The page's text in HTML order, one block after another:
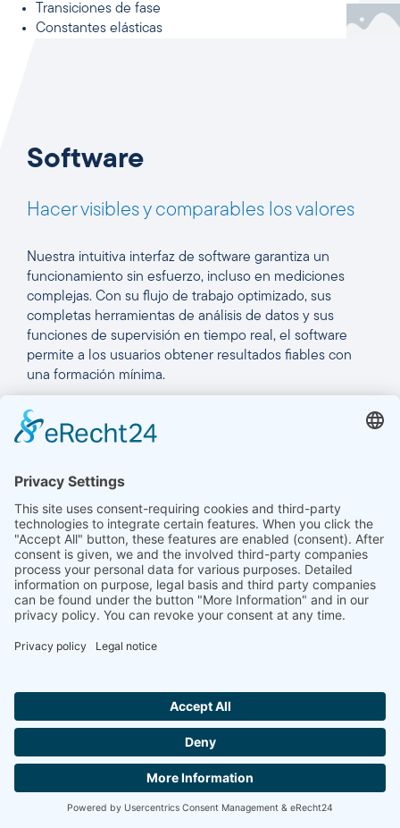
Transiciones de fase
Constantes elásticas
Software
Hacer visibles y comparables los valores
Nuestra intuitiva interfaz de software garantiza un
funcionamiento sin esfuerzo, incluso en mediciones
complejas. Con su flujo de trabajo optimizado, sus
completas herramientas de análisis de datos y sus
funciones de supervisión en tiempo real, el software
permite a los usuarios obtener resultados fiables con
una formación mínima.
Funciones generales
Programa con función de edición de texto
Protección contra la rotura del termopar
mínima de parámetros
Evaluación de las mediciones actuales
Almacenamiento y exportación de análisis
Exportación e importación de datos en formato
ASCII
Exportación de datos a MS Excel
Función zoom
Escala libre
Visualización de curvas relativas/absolutas de
contracción o dilatación
Visualización y cálculo del coeficiente de
dilatación técnico/físico
Hallo ich bin LINAI! Wie kann ich dir
CONTACTA CON NOSOTROS